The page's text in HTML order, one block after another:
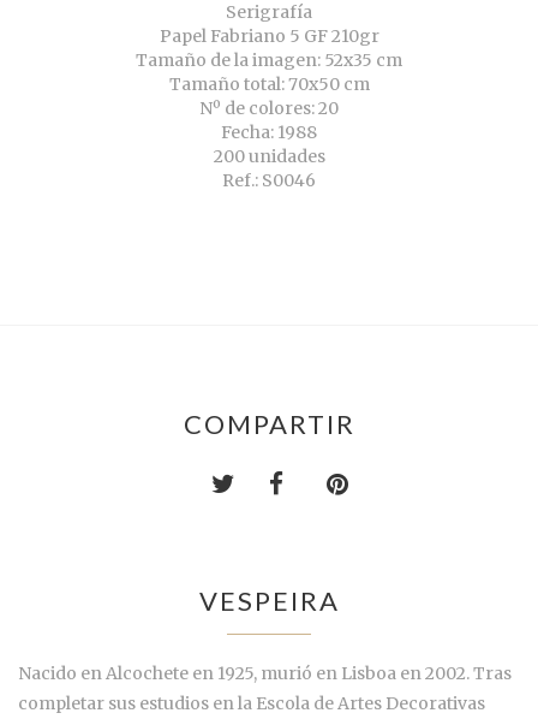
Serigrafía
Papel Fabriano 5 GF 210gr
Tamaño de la imagen: 52x35 cm
Tamaño total: 70x50 cm
Nº de colores: 20
Fecha: 1988
200 unidades
Ref.: S0046
COMPARTIR
VESPEIRA
Nacido en Alcochete en 1925, murió en Lisboa en 2002. Tras
completar sus estudios en la Escola de Artes Decorativas